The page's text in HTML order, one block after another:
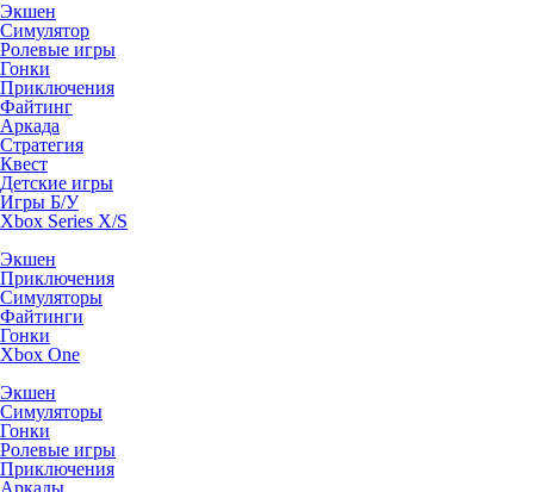
Экшен
Симулятор
Ролевые игры
Гонки
Приключения
Файтинг
Аркада
Стратегия
Квест
Детские игры
Игры Б/У
Xbox Series X/S
Экшен
Приключения
Симуляторы
Файтинги
Гонки
Xbox One
Экшен
Симуляторы
Гонки
Ролевые игры
Приключения
Аркады